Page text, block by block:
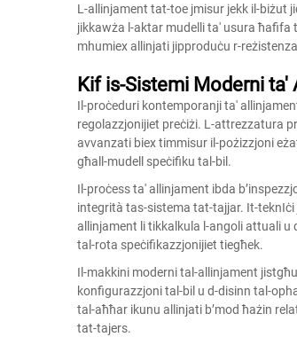
L-allinjament tat-toe jmisur jekk il-biżut
jikkawża l-aktar mudelli ta' usura
mhumiex allinjati jipproduċu r-
Kif is-Sistemi Moderni
Il-proċeduri kontemporanji ta'
regolazzjonijiet preċiżi. L-attrezzatura
avvanzati biex timmisur il-pożizzjoni
għall-mudell speċifiku tal-bil.
Il-proċess ta' allinjament ibda
integrità tas-sistema tat-tajjar. It-
allinjament li tikkalkula l-angoli attuali
tal-rota speċifikazzjonijiet tiegħek.
Il-makkini moderni tal-allinjament
konfigurazzjoni tal-bil u d-disinn tal-
tal-aħħar ikunu allinjati b’mod ħażin
tat-tajers.